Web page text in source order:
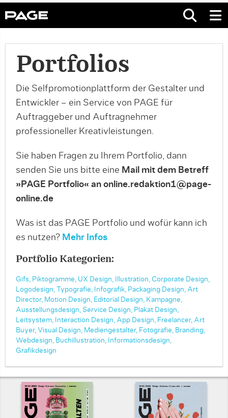
Portfolios
Die Selfpromotionplattform der Gestalter und
Entwickler – ein Service von PAGE für
Auftraggeber und Auftragnehmer
professioneller Kreativleistungen.
Sie haben Fragen zu Ihrem Portfolio, dann
senden Sie uns bitte eine Mail mit dem Betreff
»PAGE Portfolio« an online.redaktion1@page-
online.de
Was ist das PAGE Portfolio und wofür kann ich
es nutzen? Mehr Infos
Portfolio Kategorien:
Gifs, Piktogramme, UX Design, Illustration, Corporate Design,
Logodesign,
Typografie, Infografik, Packaging Design, Art
Director, Motion Design, Editorial Design, Kampagne,
Ausstellungsdesign, Service Design, Plakat Design,
Leitsystem, Interaction Design, App Design, Freelancer, Art
Buyer, Visual Design, Mediengestalter, Fotografie, Branding,
Webdesign, Buchillustration, Informationsdesign,
Grafikdesign